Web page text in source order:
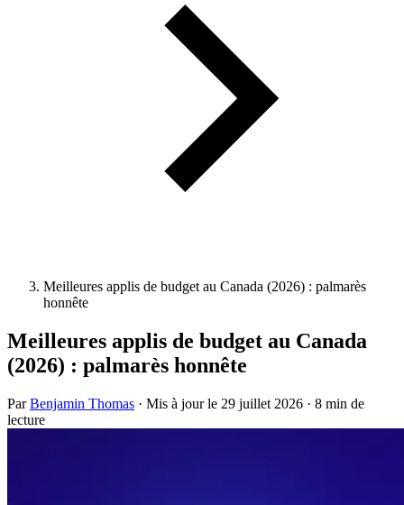
Meilleures applis de budget au Canada (2026) : palmarès
honnête
Meilleures applis de budget au Canada
(2026) : palmarès honnête
ParBenjamin Thomas · Mis à jour le 29 juillet 2026 · 8 min de
lecture